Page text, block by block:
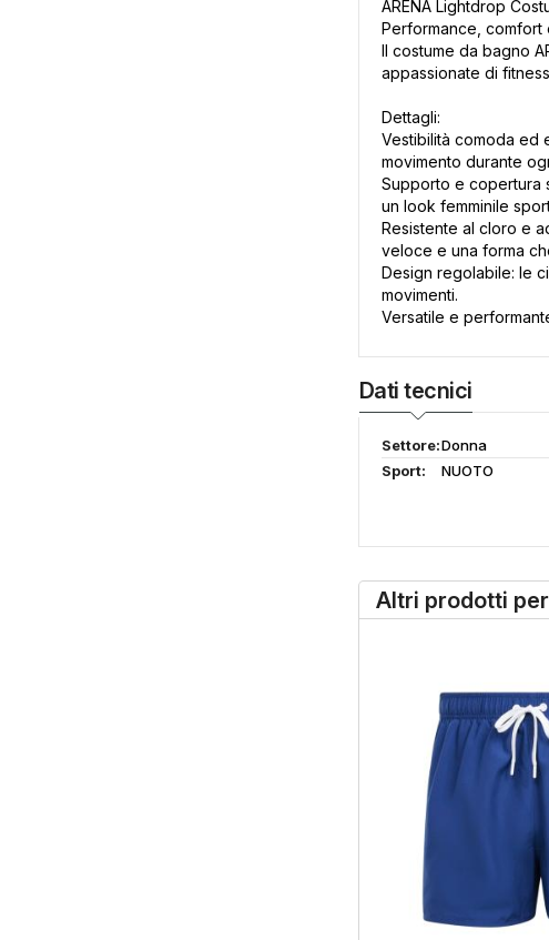
ARENA Lightdrop
Performance, comfort
Il costume da bagno
appassionate di
Dettagli:
Vestibilità comoda ed
movimento durante
Supporto e copertura
un look femminile
Resistente al cloro e
veloce e una forma
Design regolabile: le
movimenti.
Versatile e
Dati tecnici
Settore:Donna
Sport:
NUOTO
Altri prodotti